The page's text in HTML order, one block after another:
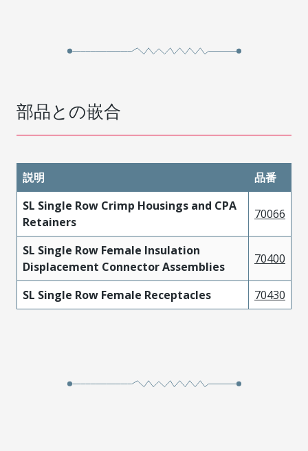
部品との嵌合
説明
品番
SL Single Row Crimp Housings and CPA
Retainers
70066
SL Single Row Female Insulation
Displacement Connector Assemblies
70400
SL Single Row Female Receptacles 70430